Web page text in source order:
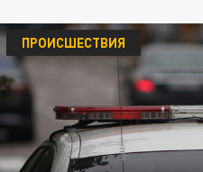
ПРОИСШЕСТВИЯ